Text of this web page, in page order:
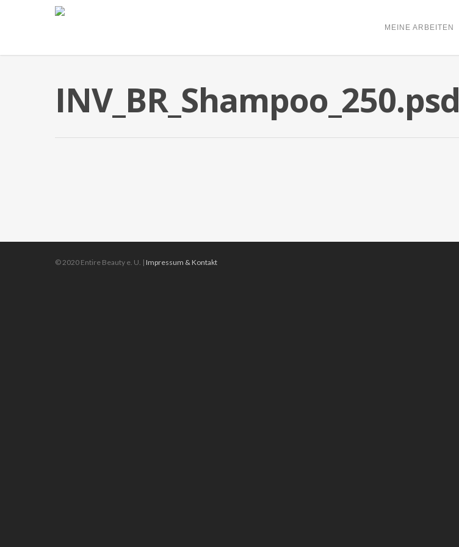
MEINE ARBEITEN
INV_BR_Shampoo_250.psd
© 2020 Entire Beauty e. U. | Impressum & Kontakt